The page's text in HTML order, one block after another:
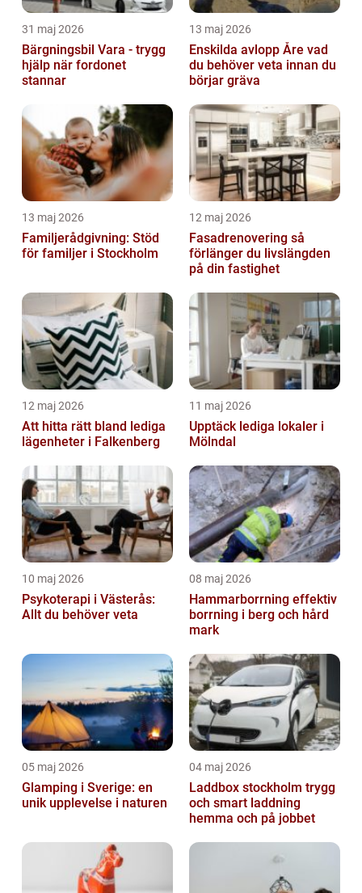
31 maj 2026
Bärgningsbil Vara - trygg
hjälp när fordonet
stannar
13 maj 2026
Enskilda avlopp Åre vad
du behöver veta innan du
börjar gräva
13 maj 2026
Familjerådgivning: Stöd
för familjer i Stockholm
12 maj 2026
Fasadrenovering så
förlänger du livslängden
på din fastighet
12 maj 2026
Att hitta rätt bland lediga
lägenheter i Falkenberg
11 maj 2026
Upptäck lediga lokaler i
Mölndal
10 maj 2026
Psykoterapi i Västerås:
Allt du behöver veta
08 maj 2026
Hammarborrning effektiv
borrning i berg och hård
mark
05 maj 2026
Glamping i Sverige: en
unik upplevelse i naturen
04 maj 2026
Laddbox stockholm trygg
och smart laddning
hemma och på jobbet